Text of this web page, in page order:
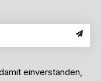
einverstanden,